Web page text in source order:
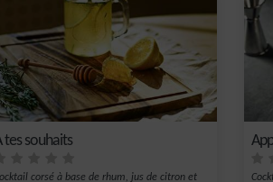
tes souhaits
corsé à base de rhum, jus de citron et